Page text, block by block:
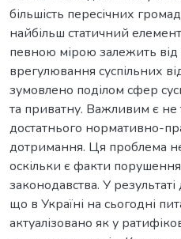
більшість пересічних
найбільш статичний
певною мірою залежить від
врегулювання суспільних
зумовлено поділом сфер
та приватну. Важливим є не
достатнього нормативно-
дотримання. Ця проблема не
оскільки є факти
законодавства. У
що в Україні на сьогодні
актуалізовано як у